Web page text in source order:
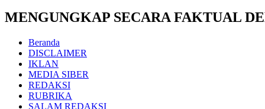
MENGUNGKAP SECARA FAKTUAL
Beranda
DISCLAIMER
IKLAN
MEDIA SIBER
REDAKSI
RUBRIKA
SALAM REDAKSI